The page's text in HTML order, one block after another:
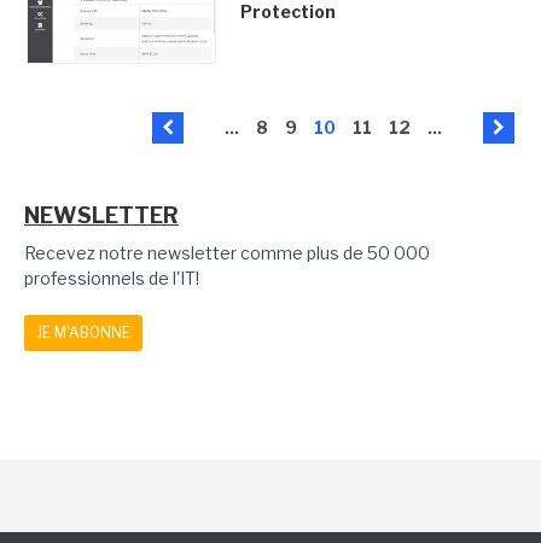
Protection
... 8 9 10 11 12 ...
NEWSLETTER
Recevez notre newsletter comme plus de 50 000
professionnels de l'IT!
JE M'ABONNE